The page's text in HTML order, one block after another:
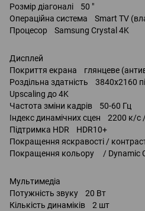
Розмір діагоналі 50 "
Операційна система Smart TV
Процесор Samsung Crystal 4K
Дисплей
Покриття екрана глянцеве
Роздільна здатність 3840x2160
Upscaling до 4K
Частота зміни кадрів 50-60 Гц
Індекс динамічних сцен 2200 к/с
Підтримка HDR HDR10+
Покращення яскравості /
Покращення кольору / Dynamic
Мультимедіа
Потужність звуку 20 Вт
Кількість динаміків 2 шт